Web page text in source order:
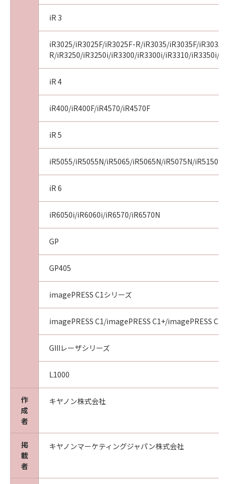
iR 3
iR3025/iR3025F/iR3025F-R/iR3035/iR3035F/
R/iR3250/iR3250i/iR3300/iR3300i/iR3310/iR3350i/
iR 4
iR400/iR400F/iR4570/iR4570F
iR 5
iR5055/iR5055N/iR5065/iR5065N/iR5075N/iR5150i/
iR 6
iR6050i/iR6060i/iR6570/iR6570N
GP
GP405
imagePRESS C1シリーズ
imagePRESS C1/imagePRESS C1+/imagePRESS
GIIIレーザシリーズ
L1000
作
成
者
キヤノン株式会社
掲
載
者
キヤノンマーケティングジャパン株式会社